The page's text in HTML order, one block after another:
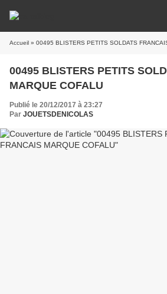
Accueil » 00495 BLISTERS PETITS SOLDATS
00495 BLISTERS PETITS
MARQUE COFALU
Publié le 20/12/2017 à 23:27
Par JOUETSDENICOLAS